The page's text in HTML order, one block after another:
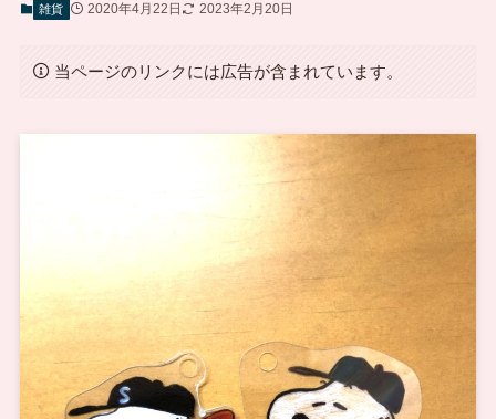
雑貨 2020年4月22日 2023年2月20日
当ページのリンクには広告が含まれています。